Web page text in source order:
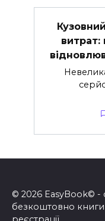
витрат:
© 2026 EasyBook© -
безкоштовно